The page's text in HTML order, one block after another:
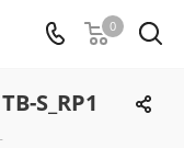
0
S_RP1
-